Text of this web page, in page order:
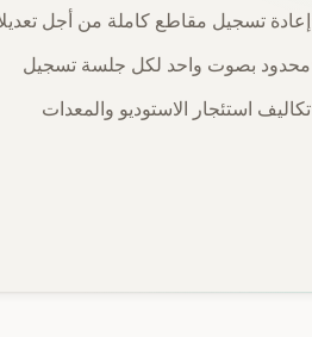
إعادة تسجيل مقاطع كاملة من أجل
محدود بصوت واحد لكل جلسة تسجيل
تكاليف استئجار الاستوديو والمعدات